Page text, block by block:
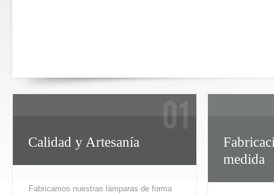
Calidad y Artesanía
Fabricamos nuestras lámparas de forma
medida